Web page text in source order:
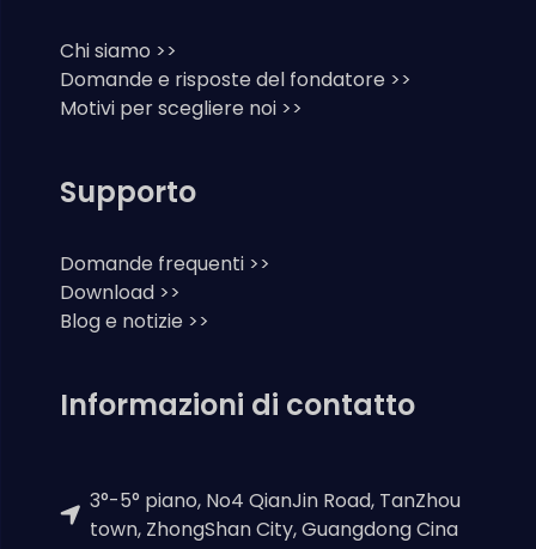
Chi siamo >>
Domande e risposte del fondatore >>
Motivi per scegliere noi >>
Supporto
Domande frequenti >>
Download >>
Blog e notizie >>
Informazioni di contatto
3°-5° piano, No4 QianJin Road, TanZhou
town, ZhongShan City, Guangdong Cina